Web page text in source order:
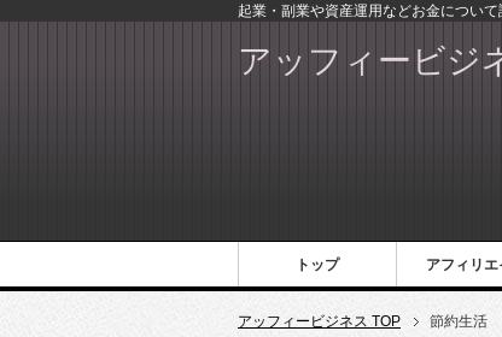
起業・副業や資産運用などお金について
アッフィービジ
トップ アフィリエ
アッフィービジネス TOP 節約生活